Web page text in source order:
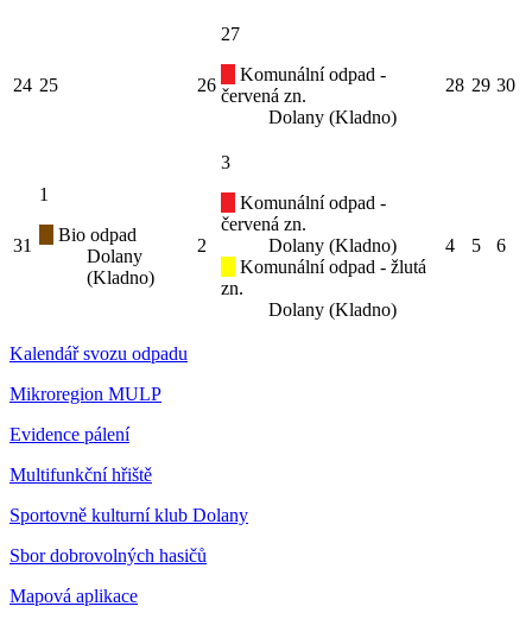
24 25 26
27
Komunální odpad -
červená zn.
Dolany (Kladno)
28 29 30
31
1
Bio odpad
Dolany
(Kladno)
2
3
Komunální odpad -
červená zn.
Dolany (Kladno)
Komunální odpad - žlutá
zn.
Dolany (Kladno)
4 5 6
Kalendář svozu odpadu
Mikroregion MULP
Evidence pálení
Multifunkční hřiště
Sportovně kulturní klub Dolany
Sbor dobrovolných hasičů
Mapová aplikace